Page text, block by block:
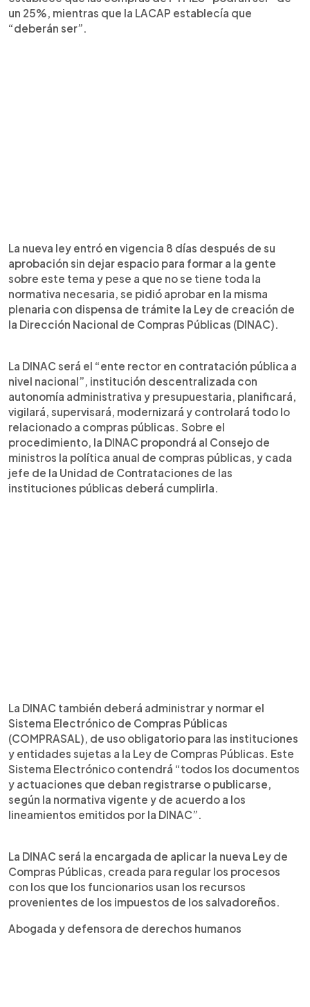
un 25%, mientras que la LACAP establecía que
“deberán ser”.
La nueva ley entró en vigencia 8 días después de su
aprobación sin dejar espacio para formar a la gente
sobre este tema y pese a que no se tiene toda la
normativa necesaria, se pidió aprobar en la misma
plenaria con dispensa de trámite la Ley de creación de
la Dirección Nacional de Compras Públicas (DINAC).
La DINAC será el “ente rector en contratación pública a
nivel nacional”, institución descentralizada con
autonomía administrativa y presupuestaria, planificará,
vigilará, supervisará, modernizará y controlará todo lo
relacionado a compras públicas. Sobre el
procedimiento, la DINAC propondrá al Consejo de
ministros la política anual de compras públicas, y cada
jefe de la Unidad de Contrataciones de las
instituciones públicas deberá cumplirla.
La DINAC también deberá administrar y normar el
Sistema Electrónico de Compras Públicas
(COMPRASAL), de uso obligatorio para las instituciones
y entidades sujetas a la Ley de Compras Públicas. Este
Sistema Electrónico contendrá “todos los documentos
y actuaciones que deban registrarse o publicarse,
según la normativa vigente y de acuerdo a los
lineamientos emitidos por la DINAC”.
La DINAC será la encargada de aplicar la nueva Ley de
Compras Públicas, creada para regular los procesos
con los que los funcionarios usan los recursos
provenientes de los impuestos de los salvadoreños.
Abogada y defensora de derechos humanos